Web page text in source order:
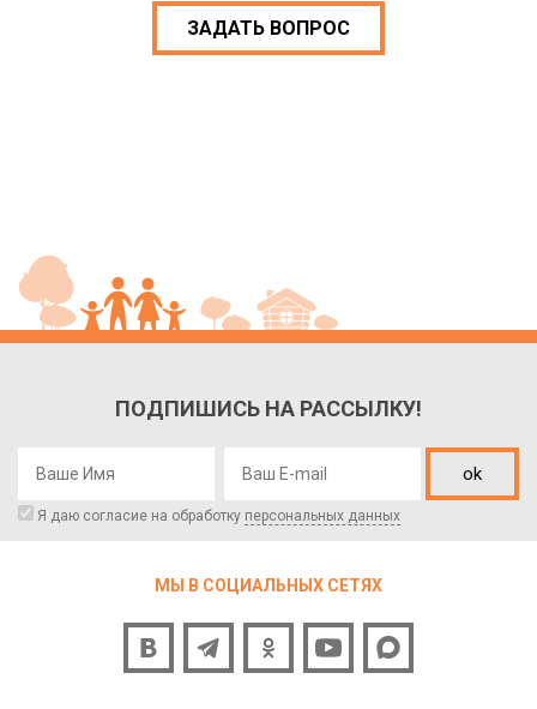
ЗАДАТЬ ВОПРОС
ПОДПИШИСЬ НА РАССЫЛКУ!
ok
Я даю согласие на обработку персональных данных
МЫ В СОЦИАЛЬНЫХ СЕТЯХ